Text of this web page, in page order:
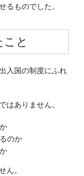
るものでした。
と
入国の制度にふれ
はありません。
のか
ん。